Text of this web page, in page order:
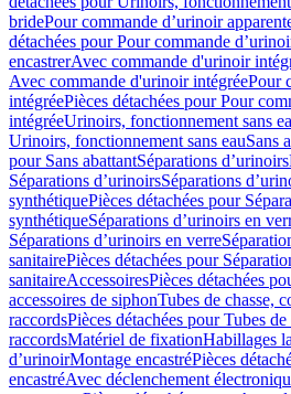
bridePour commande d’urinoir
détachées pour Pour commande
encastrerAvec commande d'urinoir
Avec commande d'urinoir intégréePour
intégréePièces détachées pour Pour
intégréeUrinoirs, fonctionnement sans
Urinoirs, fonctionnement sans eauSans
pour Sans abattantSéparations d’urinoirs
Séparations d’urinoirsSéparations
synthétiquePièces détachées pour
synthétiqueSéparations d’urinoirs en
Séparations d’urinoirs en verre
sanitairePièces détachées pour
sanitaireAccessoiresPièces détachées
accessoires de siphonTubes de chasse,
raccordsPièces détachées pour Tubes
raccordsMatériel de fixationHabillages
dʼurinoirMontage encastréPièces
encastréAvec déclenchement